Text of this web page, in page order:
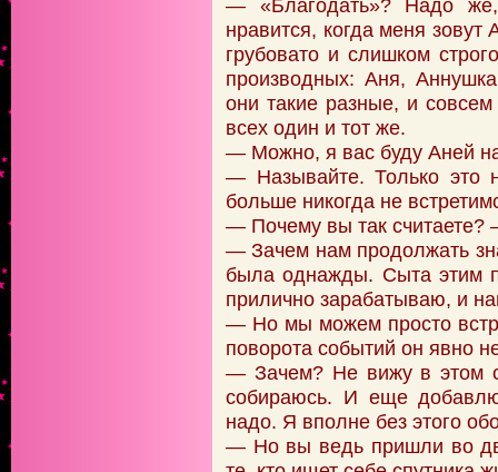
— «Благодать»? Надо
нравится, когда меня
грубовато и слишком
производных: Аня,
они такие разные, и
всех один и тот же.
— Можно, я вас буду Аней
— Называйте. Только это
больше никогда не
— Почему вы так
— Зачем нам продолжать
была однажды. Сыта этим
прилично зарабатываю, и
— Но мы можем просто
поворота событий он явно
— Зачем? Не вижу в этом
собираюсь. И еще
надо. Я вполне без этого
— Но вы ведь пришли во